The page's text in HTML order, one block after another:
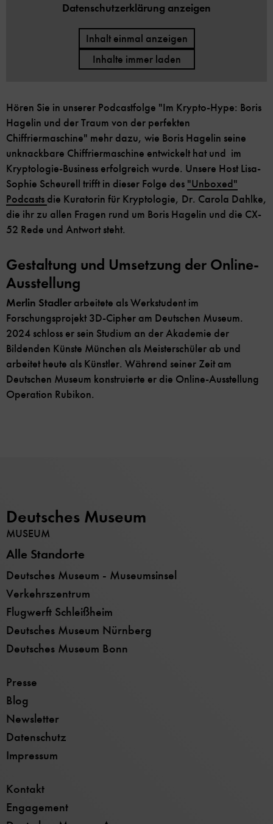
Datenschutzerklärung anzeigen
Inhalt einmal anzeigen
Inhalte immer laden
Hören Sie in unserer Podcastfolge "Im Krypto-Hype: Boris
Hagelin und der Traum von der perfekten
Chiffriermaschine" mehr dazu, wie Boris Hagelin seine
unknackbare Chiffriermaschine entwickelt hat und im
Kryptologie-Business erfolgreich wurde. Unsere Host Lisa-
Sophie Scheurell trifft in dieser Folge des "Unboxed"
Podcasts die Kuratorin für Kryptologie, Dr. Carola Dahlke,
die ihr zu allen Fragen rund um Boris Hagelin und die CX-
52 Rede und Antwort steht.
Gestaltung und Umsetzung der Online-
Ausstellung
Merlin Stadlerarbeitete als Werkstudent im
Forschungsprojekt 3D-Cipher am Deutschen Museum.
2024 schloss er sein Studium an der Akademie der
Bildenden Künste München als Meisterschüler ab und
arbeitet heute als Künstler. Während seiner Zeit am
Deutschen Museum konstruierte er die Online-Ausstellung
Operation Rubikon.
Deutsches Museum
MUSEUM
Alle Standorte
Deutsches Museum - Museumsinsel
Verkehrszentrum
Flugwerft Schleißheim
Deutsches Museum Nürnberg
Deutsches Museum Bonn
Presse
Blog
Newsletter
Datenschutz
Impressum
Kontakt
Engagement